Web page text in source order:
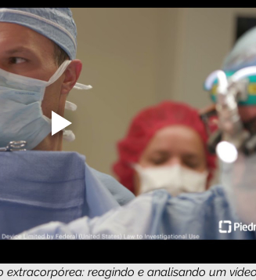
reagindo e analisando um